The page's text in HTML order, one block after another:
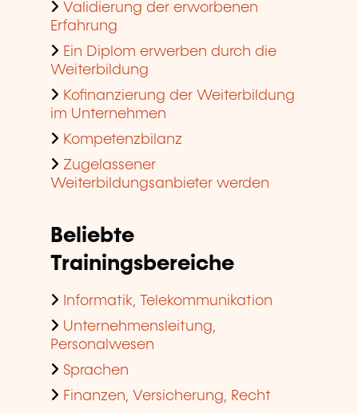
Validierung der erworbenen
Erfahrung
Ein Diplom erwerben durch die
Weiterbildung
Kofinanzierung der Weiterbildung
im Unternehmen
Kompetenzbilanz
Zugelassener
Weiterbildungsanbieter werden
Beliebte
Trainingsbereiche
Informatik, Telekommunikation
Unternehmensleitung,
Personalwesen
Sprachen
Finanzen, Versicherung, Recht